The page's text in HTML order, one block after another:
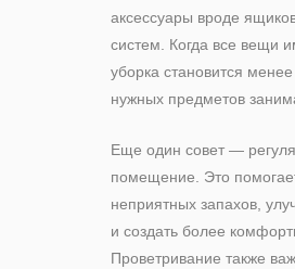
аксессуары вроде
систем. Когда все вещи
уборка становится
нужных предметов
Еще один совет —
помещение. Это
неприятных запахов,
и создать более
Проветривание также